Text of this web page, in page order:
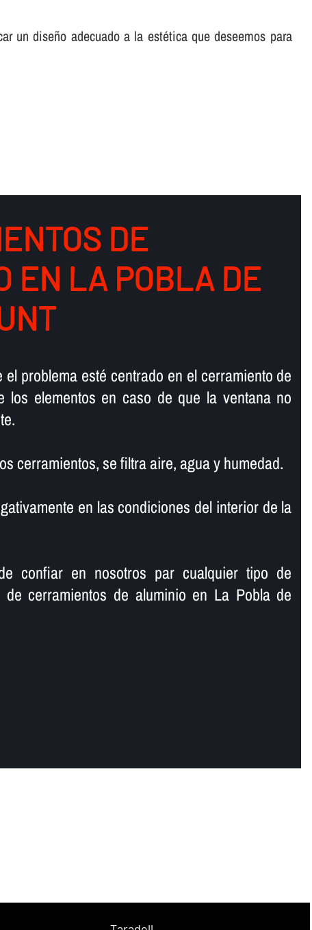
un diseño adecuado a la estética que deseemos para
DE
EN LA POBLA DE
el problema esté centrado en el cerramiento de
los elementos en caso de que la ventana no
cerramientos, se filtra aire, agua y humedad.
en las condiciones del interior de la
confiar en nosotros par cualquier tipo de
cerramientos de aluminio en La Pobla de